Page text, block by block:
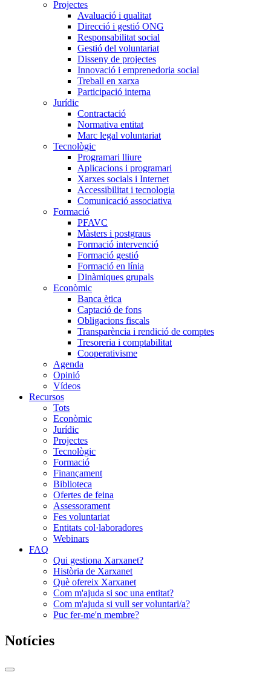
Projectes
Avaluació i qualitat
Direcció i gestió ONG
Responsabilitat social
Gestió del voluntariat
Disseny de projectes
Innovació i emprenedoria social
Treball en xarxa
Participació interna
Jurídic
Contractació
Normativa entitat
Marc legal voluntariat
Tecnològic
Programari lliure
Aplicacions i programari
Xarxes socials i Internet
Accessibilitat i tecnologia
Comunicació associativa
Formació
PFAVC
Màsters i postgraus
Formació intervenció
Formació gestió
Formació en línia
Dinàmiques grupals
Econòmic
Banca ètica
Captació de fons
Obligacions fiscals
Transparència i rendició de comptes
Tresoreria i comptabilitat
Cooperativisme
Agenda
Opinió
Vídeos
Recursos
Tots
Econòmic
Jurídic
Projectes
Tecnològic
Formació
Finançament
Biblioteca
Ofertes de feina
Assessorament
Fes voluntariat
Entitats col·laboradores
Webinars
FAQ
Qui gestiona Xarxanet?
Història de Xarxanet
Què ofereix Xarxanet
Com m'ajuda si soc una entitat?
Com m'ajuda si vull ser voluntari/a?
Puc fer-me'n membre?
Notícies
Commutador